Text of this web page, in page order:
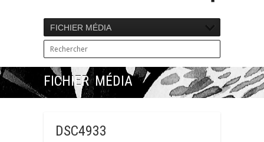
FICHIER MÉDIA
FICHIER MÉDIA
DSC4933